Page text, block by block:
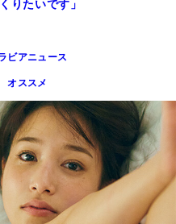
りたいです」
ビアニュース
オススメ